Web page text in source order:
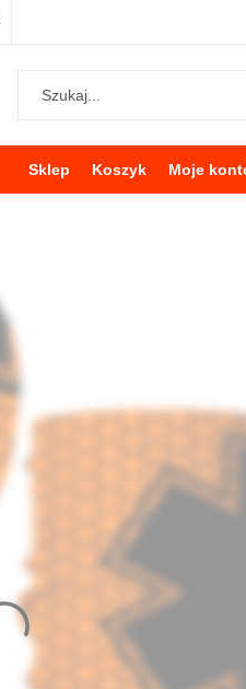
Sklep Koszyk Moje